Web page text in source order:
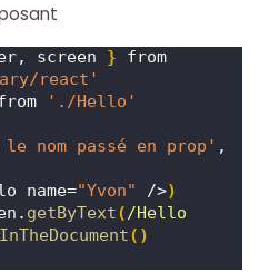
screen }
from
react'
'./Hello'
nom passé en prop'
name="Yvon" />)
getByText(/Hello
( )